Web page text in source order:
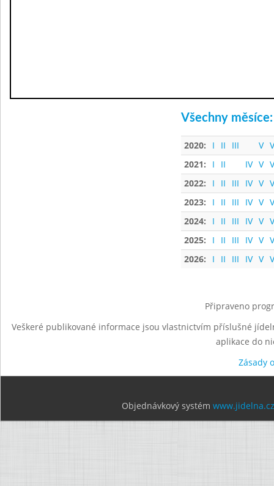
Všechny měsíce:
2020: I II III V
2021:
I II IV V
2022:
I II III IV V
2023:
I II III IV V
2024:
I II III IV V
2025:
I II III IV V
2026:
I II III IV V
Připraveno
Veškeré publikované informace jsou vlastnictvím příslušné
aplikace do
Zásady
Objednávkový systém www.jidelna.cz